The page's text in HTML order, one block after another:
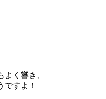
く響き、
すよ！